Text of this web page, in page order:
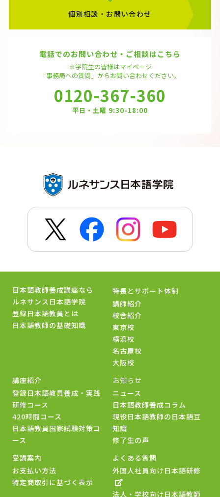
個別相談・お問い合わせ
電話でのお問い合わせ・ご相談はこちら
※学院生の皆様はマイページ
「事務局への質問」からお問い合わせください。
0120-367-360
平日・土曜 9:30-18:00
日本語教師養成講座なら
ルネサンス日本語学院
登録日本語教員とは
日本語教師の基礎知識
特長とサポート体制
講師紹介
校舎紹介
東京校
横浜校
名古屋校
大阪校
講座紹介
登録日本語教員養成・実践
研修コース
420時間コース
日本語教員国家試験対策コ
ース
お知らせ
ニュース
日本語教師養成コラム
現役日本語教師の日本語豆
知識
修了生の声
受講案内
お支払い方法
特定商取引に基づく表示
よくある質問
外国人社員向け日本語研修
法人・学校向け日本語教師